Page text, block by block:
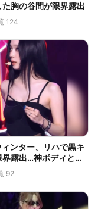
胸の谷間が限界露出
124
ンター、リハで黒キ
界露出…神ボディと脇
えが話題
92